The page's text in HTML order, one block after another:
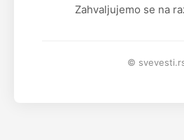
Zahvaljujemo se na
©